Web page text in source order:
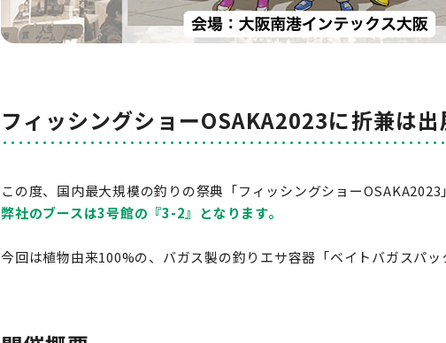
フィッシングショーOSAKA2023に折兼は出
この度、国内最大規模の釣りの祭典「フィッシングショーOSAKA2023
弊社のブースは3号館の『3-2』 となります。
今回は植物由来100%の、バガス製の釣りエサ容器「ベイトバガスパッ